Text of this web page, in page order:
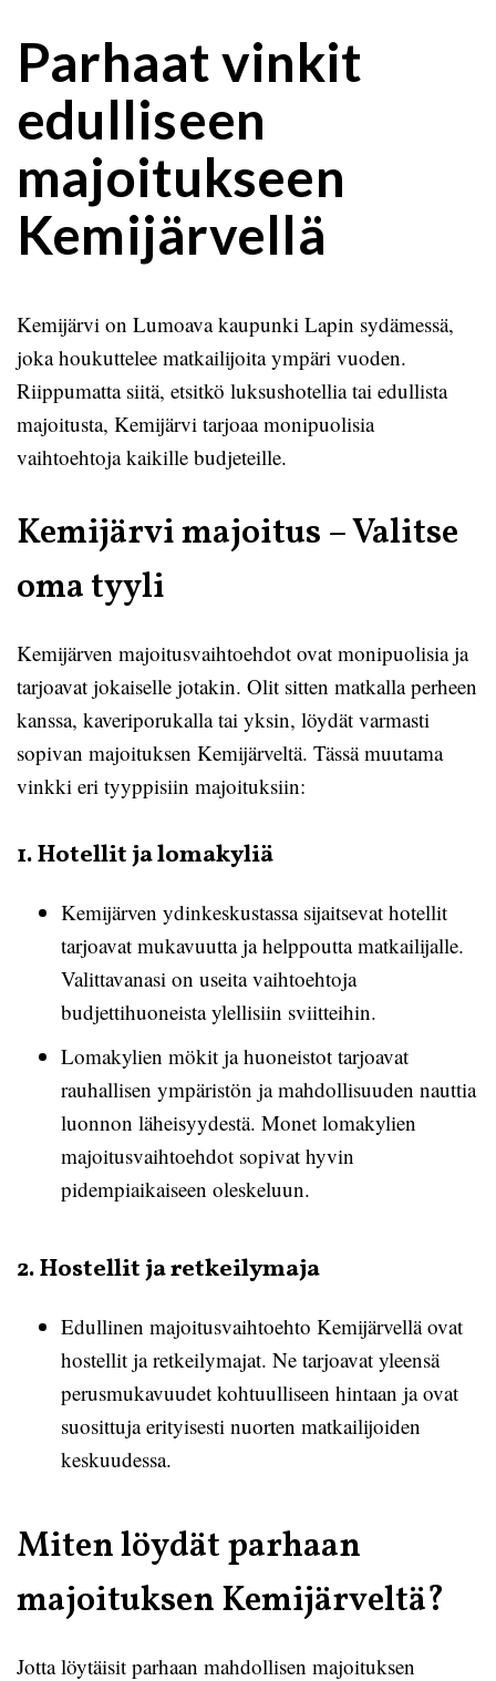
Parhaat vinkit
edulliseen
majoitukseen
Kemijärvellä
Kemijärvi on Lumoava kaupunki Lapin sydämessä,
joka houkuttelee matkailijoita ympäri vuoden.
Riippumatta siitä, etsitkö luksushotellia tai edullista
majoitusta, Kemijärvi tarjoaa monipuolisia
vaihtoehtoja kaikille budjeteille.
Kemijärvi majoitus – Valitse
oma tyyli
Kemijärven majoitusvaihtoehdot ovat monipuolisia ja
tarjoavat jokaiselle jotakin. Olit sitten matkalla perheen
kanssa, kaveriporukalla tai yksin, löydät varmasti
sopivan majoituksen Kemijärveltä. Tässä muutama
vinkki eri tyyppisiin majoituksiin:
1. Hotellit ja lomakyliä
Kemijärven ydinkeskustassa sijaitsevat hotellit
tarjoavat mukavuutta ja helppoutta matkailijalle.
Valittavanasi on useita vaihtoehtoja
budjettihuoneista ylellisiin sviitteihin.
Lomakylien mökit ja huoneistot tarjoavat
rauhallisen ympäristön ja mahdollisuuden nauttia
luonnon läheisyydestä. Monet lomakylien
majoitusvaihtoehdot sopivat hyvin
pidempiaikaiseen oleskeluun.
2. Hostellit ja retkeilymaja
Edullinen majoitusvaihtoehto Kemijärvellä ovat
hostellit ja retkeilymajat. Ne tarjoavat yleensä
perusmukavuudet kohtuulliseen hintaan ja ovat
suosittuja erityisesti nuorten matkailijoiden
keskuudessa.
Miten löydät parhaan
majoituksen Kemijärveltä?
Jotta löytäisit parhaan mahdollisen majoituksen